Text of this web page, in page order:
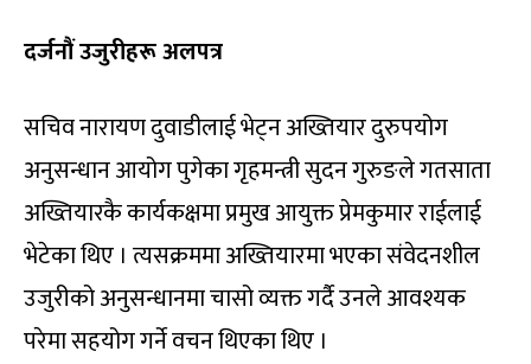
दर्जनौं उजुरीहरू अलपत्र
सचिव नारायण दुवाडीलाई भेट्न अख्तियार दुरुपयोग
अनुसन्धान आयोग पुगेका गृहमन्त्री सुदन गुरुङले गतसाता
अख्तियारकै कार्यकक्षमा प्रमुख आयुक्त प्रेमकुमार राईलाई
भेटेका थिए । त्यसक्रममा अख्तियारमा भएका संवेदनशील
उजुरीको अनुसन्धानमा चासो व्यक्त गर्दै उनले आवश्यक
परेमा सहयोग गर्ने वचन थिएका थिए ।